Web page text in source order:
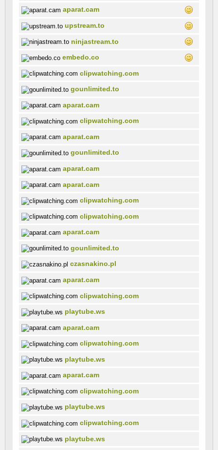
aparat.cam
upstream.to
ninjastream.to
embedo.co
clipwatching.com
gounlimited.to
aparat.cam
clipwatching.com
aparat.cam
gounlimited.to
aparat.cam
aparat.cam
clipwatching.com
clipwatching.com
aparat.cam
gounlimited.to
czasnakino.pl
aparat.cam
clipwatching.com
playtube.ws
aparat.cam
clipwatching.com
playtube.ws
aparat.cam
clipwatching.com
playtube.ws
clipwatching.com
playtube.ws